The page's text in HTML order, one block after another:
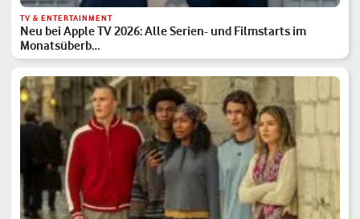
TV & ENTERTAINMENT
Neu bei Apple TV 2026: Alle Serien- und Filmstarts im
Monatsüberb…